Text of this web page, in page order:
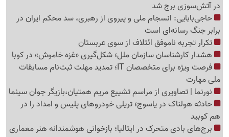
در آتش‌سوزی برج شد
حاجی‌بابایی: انسجام ملی و پیروی از رهبری، سد محکم ایران در
برابر جنگ رسانه‌ای است
تکرار تجربه ناموفق ائتلاف از سوی عربستان
هشدار کارشناسان سازمان ملل؛ شکل‌گیری «غزه‌ خاموش» در کوبا
فرصت ویژه برای متخصصان IT؛ تمدید مهلت ثبت‌نام مسابقات
ملی مهارت
نورنما | تصاویری از مراسم تشییع مریم همتیان،بازیگر جوان سینما
حادثه هولناک در یاسوج؛ تریلی خودروهای پلیس و امداد را در
هم کوبید
برج‌های بادی متحرک در ایتالیا؛ بازخوانی هوشمندانه هنر معماری